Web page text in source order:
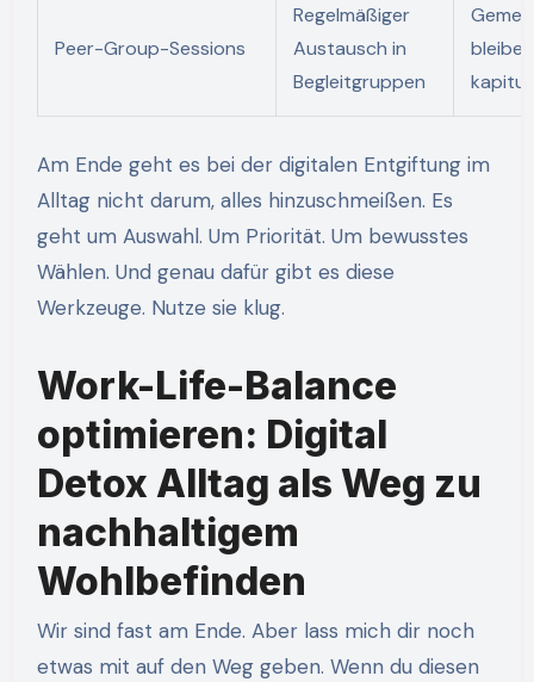
Peer-Group-Sessions
Regelmäßiger
Austausch in
Begleitgruppen
Am Ende geht es bei der digitalen Entgiftung im
Alltag nicht darum, alles hinzuschmeißen. Es
geht um Auswahl. Um Priorität. Um bewusstes
Wählen. Und genau dafür gibt es diese
Werkzeuge. Nutze sie klug.
Work-Life-Balance
optimieren: Digital
Detox Alltag als Weg zu
nachhaltigem
Wohlbefinden
Wir sind fast am Ende. Aber lass mich dir noch
etwas mit auf den Weg geben. Wenn du diesen